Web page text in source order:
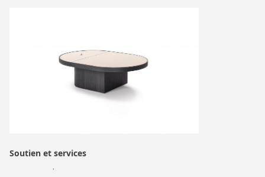
Soutien et services
·